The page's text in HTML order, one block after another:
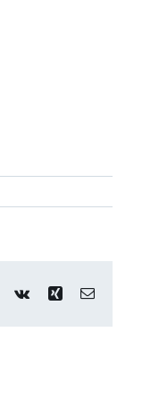
Pinterest
Vk Xing Correo